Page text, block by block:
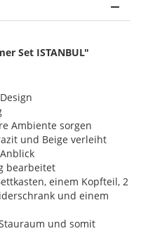
Set ISTANBUL"
Ambiente sorgen
und Beige verleiht
bearbeitet
einem Kopfteil, 2
und einem
und somit